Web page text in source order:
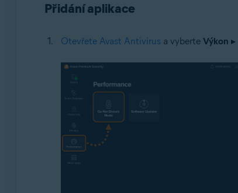
Přidání aplikace
Otevřete Avast Antivirus a vyberte Výkon ▸